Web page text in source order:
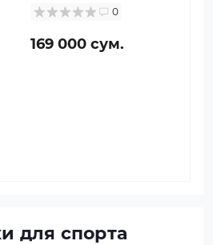
0
169 000 сум.
для спорта